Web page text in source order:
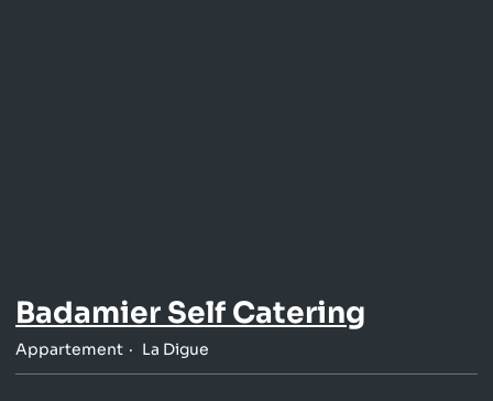
Badamier Self Catering
Appartement La Digue